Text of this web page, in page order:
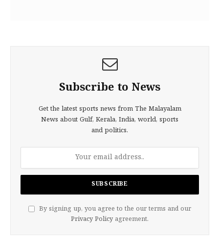
Subscribe to News
Get the latest sports news from The Malayalam
News about Gulf, Kerala, India, world, sports
and politics.
By signing up, you agree to the our terms and our
Privacy Policy agreement.